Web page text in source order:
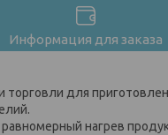
Информация для заказа
торговли для
нагрев